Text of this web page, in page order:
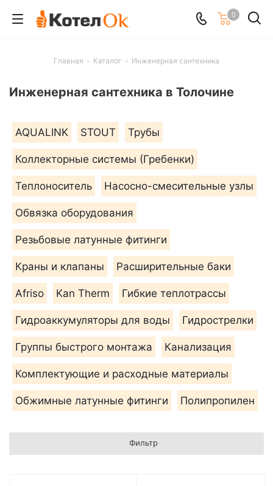
0
Главная - Каталог - Инженерная сантехника
Инженерная сантехника в Толочине
AQUALINK STOUT Трубы
Коллекторные системы (Гребенки)
Теплоноситель Насосно-смесительные узлы
Обвязка оборудования
Резьбовые латунные фитинги
Краны и клапаны Расширительные баки
Afriso Kan Therm Гибкие теплотрассы
Гидроаккумуляторы для воды Гидрострелки
Группы быстрого монтажа Канализация
Комплектующие и расходные материалы
Обжимные латунные фитинги Полипропилен
Фильтр